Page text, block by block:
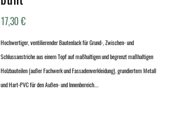
17,30€
Hochwertiger, ventilierender Bautenlack für Grund-, Zwischen- und
Schlussanstriche aus einem Topf auf maßhaltigen und begrenzt maßhaltigen
Holzbauteilen (außer Fachwerk und Fassadenverkleidung), grundiertem Metall
und Hart-PVC für den Außen- und Innenbereich.…